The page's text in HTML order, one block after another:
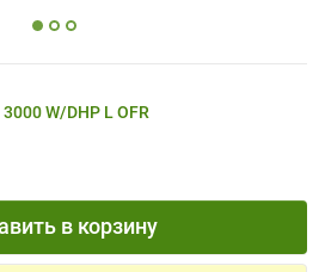
W/DHP L OFR
в корзину